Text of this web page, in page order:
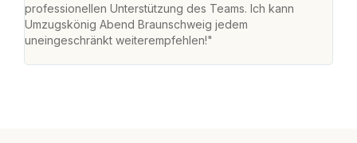
professionellen Unterstützung des Teams. Ich kann
Umzugskönig Abend Braunschweig jedem
uneingeschränkt weiterempfehlen!"